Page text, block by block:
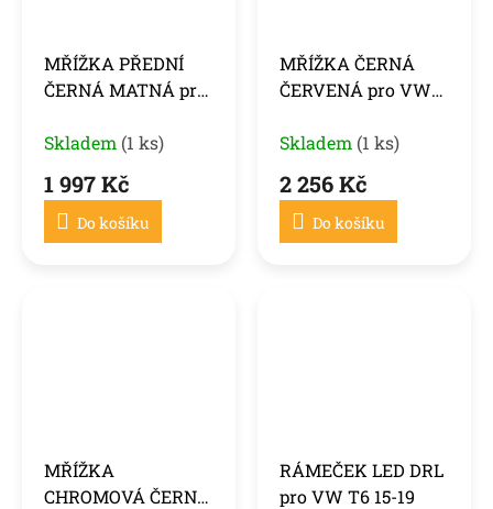
MŘÍŽKA PŘEDNÍ
ČERNÁ MATNÁ pro
Skladem (1 ks)
1 997 Kč
Do košíku
MŘÍŽKA ČERNÁ
ČERVENÁ pro VW
Skladem (1 ks)
2 256 Kč
Do košíku
MŘÍŽKA
CHROMOVÁ ČERNÁ
RÁMEČEK LED DRL
pro VW T6 15-19